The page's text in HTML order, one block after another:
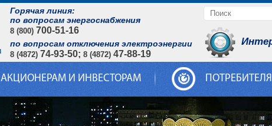
Горячая линия:
по вопросам энергоснабжения
8 (800) 700-51-16
по вопросам отключения электроэнергии
8 (4872) 74-93-50; 8 (4872) 47-88-19
АКЦИОНЕРАМ И ИНВЕСТОРАМ